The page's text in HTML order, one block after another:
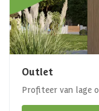
Outlet
Profiteer van lage